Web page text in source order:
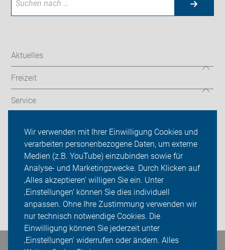
Wir verwenden mit Ihrer Einwilligung Cookies und
verarbeiten personenbezogene Daten, um externe
Medien (z.B. YouTube) einzubinden sowie für
Analyse- und Marketingzwecke. Durch Klicken auf
‚Alles akzeptieren‘ willigen Sie ein. Unter
‚Einstellungen‘ können Sie dies individuell
anpassen. Ohne Ihre Zustimmung verwenden wir
nur technisch notwendige Cookies. Die
Einwilligung können Sie jederzeit unter
‚Einstellungen‘ widerrufen oder ändern. Alles
Aktuelles
Freizeit
Service
ADFC Sachsen
Sei dabei
Presse
Login